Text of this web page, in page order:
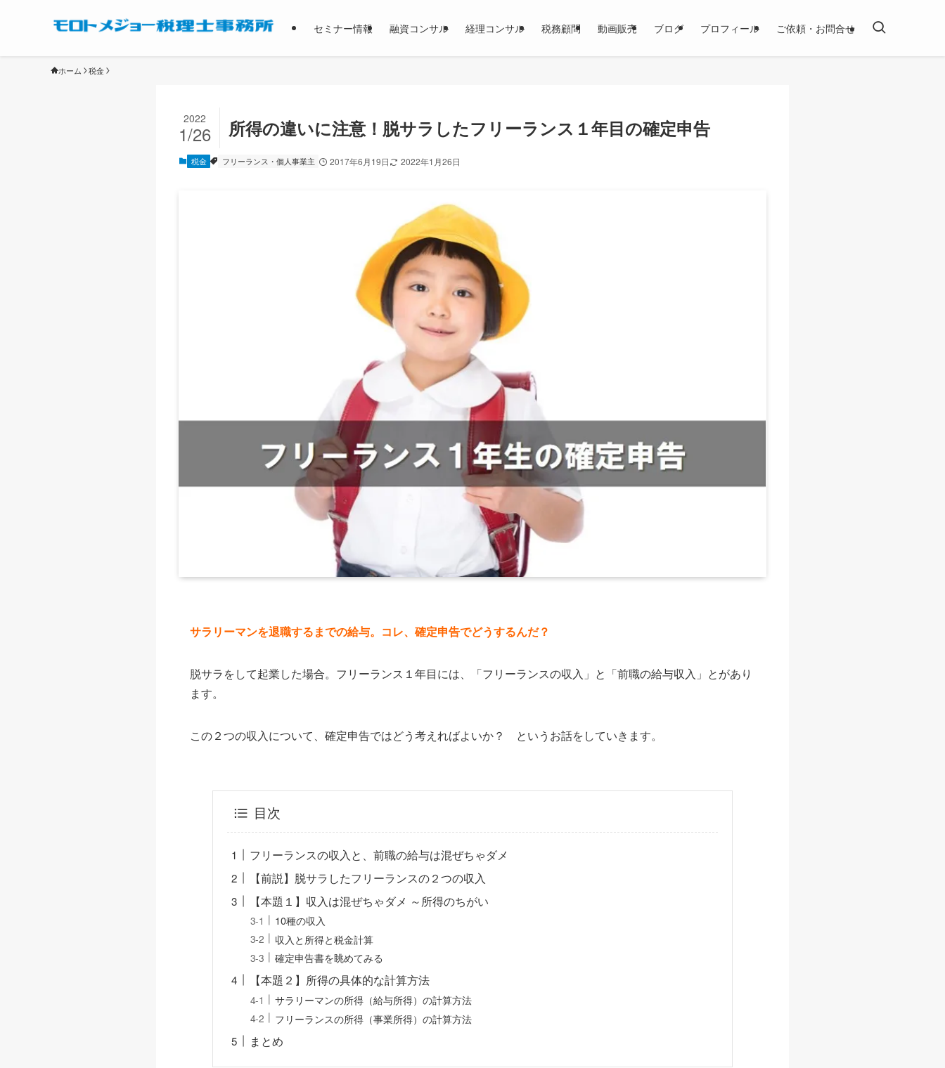
セミナー情報 融資コンサル 経理コンサル 税務顧問 動画販売 ブログ プロフィール ご依頼・お問合せ
ホーム 税金
所得の違いに注意！脱サラしたフリーランス１年目の確定申告
2022
1/26
税金 フリーランス・個人事業主 2017年6月19日 2022年1月26日
サラリーマンを退職するまでの給与。コレ、確定申告でどうするんだ？
脱サラをして起業した場合。フリーランス１年目には、「フリーランスの収入」と「前職の給与収入」とがあり
ます。
この２つの収入について、確定申告ではどう考えればよいか？ というお話をしていきます。
目次
フリーランスの収入と、前職の給与は混ぜちゃダメ
【前説】脱サラしたフリーランスの２つの収入
【本題１】収入は混ぜちゃダメ ～所得のちがい
10種の収入
収入と所得と税金計算
確定申告書を眺めてみる
【本題２】所得の具体的な計算方法
サラリーマンの所得（給与所得）の計算方法
フリーランスの所得（事業所得）の計算方法
まとめ